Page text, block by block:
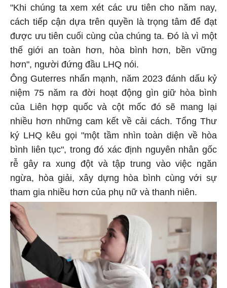
"Khi chúng ta xem xét các ưu tiên cho năm nay,
cách tiếp cận dựa trên quyền là trọng tâm để đạt
được ưu tiên cuối cùng của chúng ta. Đó là vì một
thế giới an toàn hơn, hòa bình hơn, bền vững
hơn", người đứng đầu LHQ nói.
Ông Guterres nhấn mạnh, năm 2023 đánh dấu kỷ
niệm 75 năm ra đời hoạt động gìn giữ hòa bình
của Liên hợp quốc và cột mốc đó sẽ mang lại
nhiều hơn những cam kết về cải cách. Tổng Thư
ký LHQ kêu gọi "một tầm nhìn toàn diện về hòa
bình liên tục", trong đó xác định nguyên nhân gốc
rễ gây ra xung đột và tập trung vào việc ngăn
ngừa, hòa giải, xây dựng hòa bình cùng với sự
tham gia nhiều hơn của phụ nữ và thanh niên.